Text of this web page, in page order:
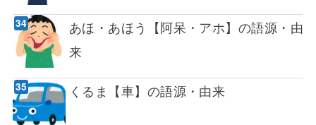
あほ・あほう【阿呆・アホ】の語源・由
来
くるま【車】の語源・由来